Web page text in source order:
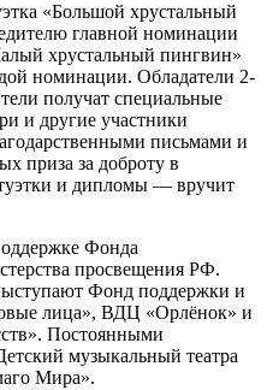
«Большой хрустальный
главной номинации
хрустальный пингвин»
номинации. Обладатели 2-
получат специальные
и другие участники
письмами и
приза за доброту в
и дипломы — вручит
Фонда
просвещения РФ.
Фонд поддержки и
лица», ВДЦ «Орлёнок» и
Постоянными
музыкальный театра
Мира».